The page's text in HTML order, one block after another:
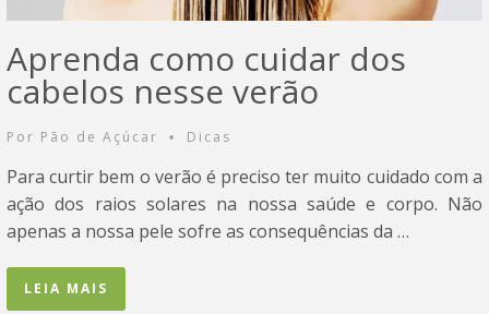
Aprenda como cuidar dos
cabelos nesse verão
Por Pão de Açúcar • Dicas
Para curtir bem o verão é preciso ter muito cuidado com a
ação dos raios solares na nossa saúde e corpo. Não
apenas a nossa pele sofre as consequências da …
LEIA MAIS